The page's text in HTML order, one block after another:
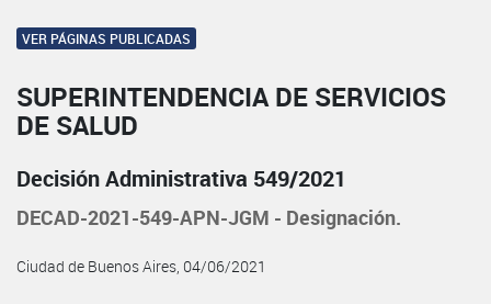
VER PÁGINAS PUBLICADAS
SUPERINTENDENCIA DE SERVICIOS
DE SALUD
Decisión Administrativa 549/2021
DECAD-2021-549-APN-JGM - Designación.
Ciudad de Buenos Aires, 04/06/2021